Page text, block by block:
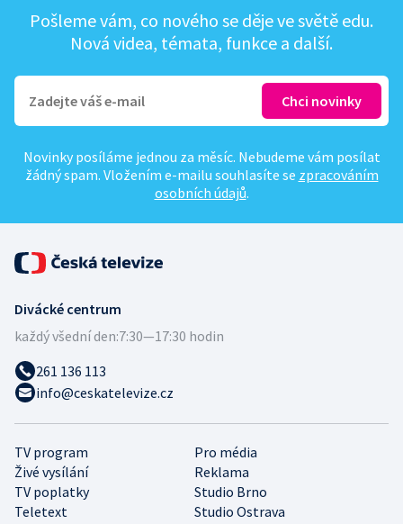
Pošleme vám, co nového se děje ve světě edu.
Nová videa, témata, funkce a další.
Novinky posíláme jednou za měsíc. Nebudeme vám posílat
žádný spam. Vložením e-mailu souhlasíte se zpracováním
osobních údajů.